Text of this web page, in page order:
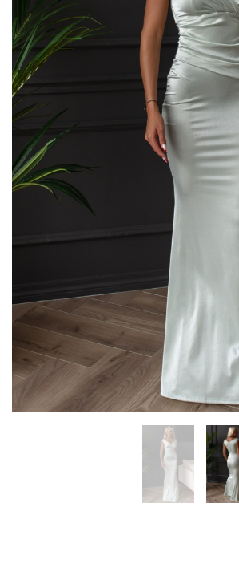
Midi kleitas
Vakarkleitas
Skater kleitas
Mini kleitas
Adīt kleitas